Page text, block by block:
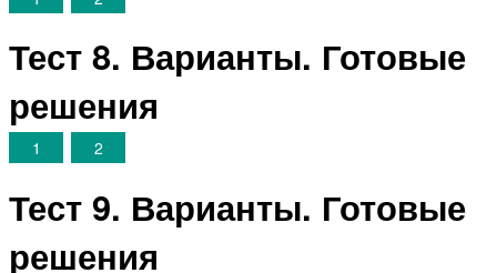
Тест 8. Варианты. Готовые
решения
1 2
Тест 9. Варианты. Готовые
решения